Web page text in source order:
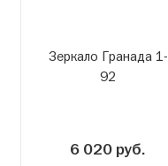
Зеркало Гранада 1-
92
6 020 руб.